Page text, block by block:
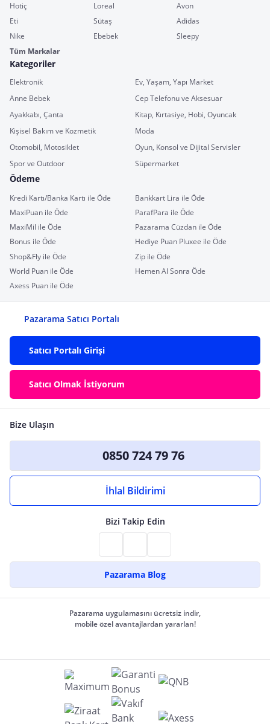
Hotiç
Loreal
Avon
Eti
Sütaş
Adidas
Nike
Ebebek
Sleepy
Tüm Markalar
Kategoriler
Elektronik
Ev, Yaşam, Yapı Market
Anne Bebek
Cep Telefonu ve Aksesuar
Ayakkabı, Çanta
Kitap, Kırtasiye, Hobi, Oyuncak
Kişisel Bakım ve Kozmetik
Moda
Otomobil, Motosiklet
Oyun, Konsol ve Dijital Servisler
Spor ve Outdoor
Süpermarket
Ödeme
Kredi Kartı/Banka Kartı ile Öde
Bankkart Lira ile Öde
MaxiPuan ile Öde
ParafPara ile Öde
MaxiMil ile Öde
Pazarama Cüzdan ile Öde
Bonus ile Öde
Hediye Puan Pluxee ile Öde
Shop&Fly ile Öde
Zip ile Öde
World Puan ile Öde
Hemen Al Sonra Öde
Axess Puan ile Öde
Pazarama Satıcı Portalı
Satıcı Portalı Girişi
Satıcı Olmak İstiyorum
Bize Ulaşın
0850 724 79 76
İhlal Bildirimi
Bizi Takip Edin
Pazarama Blog
Pazarama uygulamasını ücretsiz indir,
mobile özel avantajlardan yararlan!